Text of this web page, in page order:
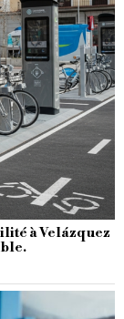
à Velázquez